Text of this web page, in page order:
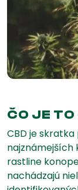
ČO JE
CBD je
najznámejších
rastline
nachádzajú